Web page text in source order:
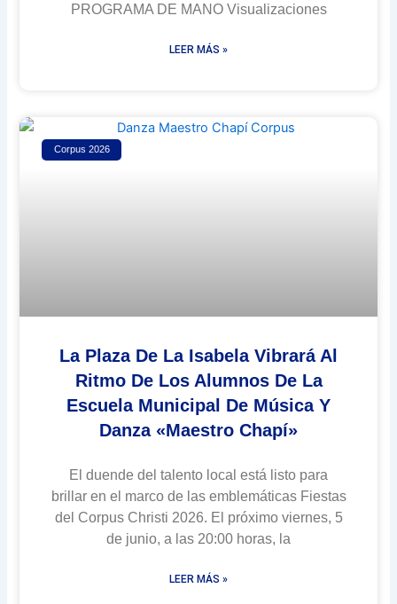
PROGRAMA DE MANO Visualizaciones
LEER MÁS »
Corpus 2026
La Plaza De La Isabela Vibrará Al
Ritmo De Los Alumnos De La
Escuela Municipal De Música Y
Danza «Maestro Chapí»
El duende del talento local está listo para
brillar en el marco de las emblemáticas Fiestas
del Corpus Christi 2026. El próximo viernes, 5
de junio, a las 20:00 horas, la
LEER MÁS »